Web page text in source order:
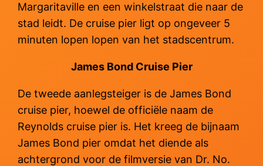
Margaritaville en een winkelstraat die naar de
stad leidt. De cruise pier ligt op ongeveer 5
minuten lopen lopen van het stadscentrum.
James Bond Cruise Pier
De tweede aanlegsteiger is de James Bond
cruise pier, hoewel de officiële naam de
Reynolds cruise pier is. Het kreeg de bijnaam
James Bond pier omdat het diende als
achtergrond voor de filmversie van Dr. No.